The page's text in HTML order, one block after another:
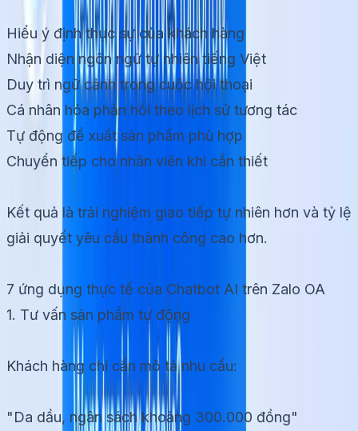
Hiểu ý định thực sự của khách hàng
Nhận diện ngôn ngữ tự nhiên tiếng Việt
Duy trì ngữ cảnh trong cuộc hội thoại
Cá nhân hóa phản hồi theo lịch sử tương tác
Tự động đề xuất sản phẩm phù hợp
Chuyển tiếp cho nhân viên khi cần thiết
Kết quả là trải nghiệm giao tiếp tự nhiên hơn và tỷ lệ
giải quyết yêu cầu thành công cao hơn.
7 ứng dụng thực tế của Chatbot AI trên Zalo OA
1. Tư vấn sản phẩm tự động
Khách hàng chỉ cần mô tả nhu cầu:
"Da dầu, ngân sách khoảng 300.000 đồng"